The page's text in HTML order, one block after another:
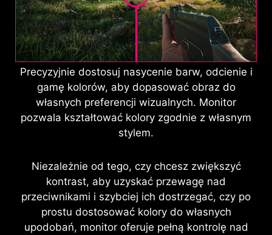
Precyzyjnie dostosuj nasycenie barw, odcienie i
gamę kolorów, aby dopasować obraz do
własnych preferencji wizualnych. Monitor
pozwala kształtować kolory zgodnie z własnym
stylem.
Niezależnie od tego, czy chcesz zwiększyć
kontrast, aby uzyskać przewagę nad
przeciwnikami i szybciej ich dostrzegać, czy po
prostu dostosować kolory do własnych
upodobań, monitor oferuje pełną kontrolę nad